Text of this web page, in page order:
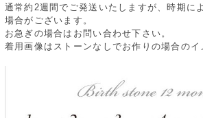
通常約2週間でご発送いたしますが、時期に
場合がございます。
お急ぎの場合はお問い合わせ下さい。
着用画像はストーンなしでお作りの場合のイ